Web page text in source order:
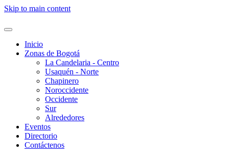
Skip to main content
Inicio
Zonas de Bogotá
La Candelaria - Centro
Usaquén - Norte
Chapinero
Noroccidente
Occidente
Sur
Alrededores
Eventos
Directorio
Contáctenos